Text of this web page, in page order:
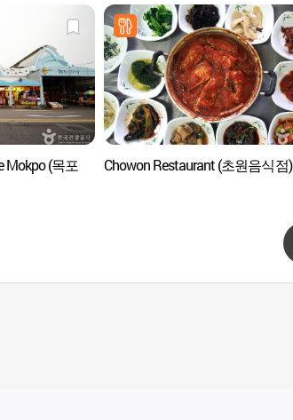
Mokpo (목포
Chowon Restaurant (초원음식점)